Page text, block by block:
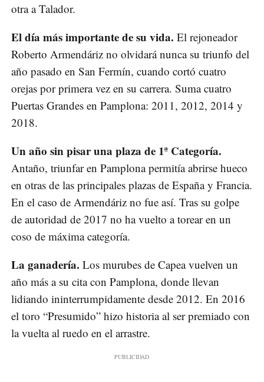
otra a Talador.
El día más importante de su vida. El rejoneador
Roberto Armendáriz no olvidará nunca su triunfo del
año pasado en San Fermín, cuando cortó cuatro
orejas por primera vez en su carrera. Suma cuatro
Puertas Grandes en Pamplona: 2011, 2012, 2014 y
2018.
Un año sin pisar una plaza de 1ª Categoría.
Antaño, triunfar en Pamplona permitía abrirse hueco
en otras de las principales plazas de España y Francia.
En el caso de Armendáriz no fue así. Tras su golpe
de autoridad de 2017 no ha vuelto a torear en un
coso de máxima categoría.
La ganadería. Los murubes de Capea vuelven un
año más a su cita con Pamplona, donde llevan
lidiando ininterrumpidamente desde 2012. En 2016
el toro “Presumido” hizo historia al ser premiado con
la vuelta al ruedo en el arrastre.